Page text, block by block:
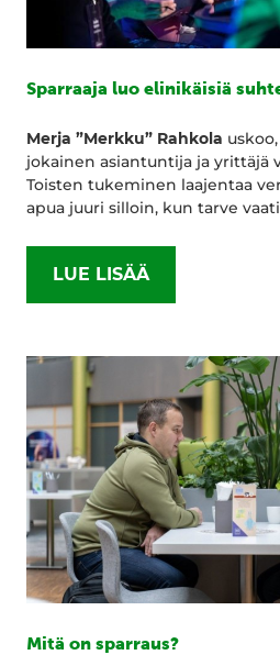
Sparraaja luo elinikäisiä
Merja ”Merkku” Rahkola
jokainen asiantuntija ja yrittäjä
Toisten tukeminen laajentaa
apua juuri silloin, kun tarve
LUE LISÄÄ
Mitä on sparraus?